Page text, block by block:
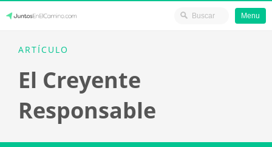
content
JuntosEnElCamino.com
Menu
ARTÍCULO
El Creyente
Responsable